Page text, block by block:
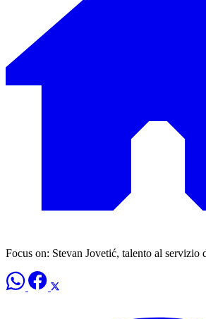
Focus on: Stevan Jovetić, talento al servizio